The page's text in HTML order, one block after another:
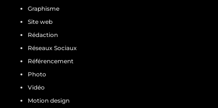
Graphisme
Site web
Rédaction
Réseaux Sociaux
Référencement
Photo
Vidéo
Motion design